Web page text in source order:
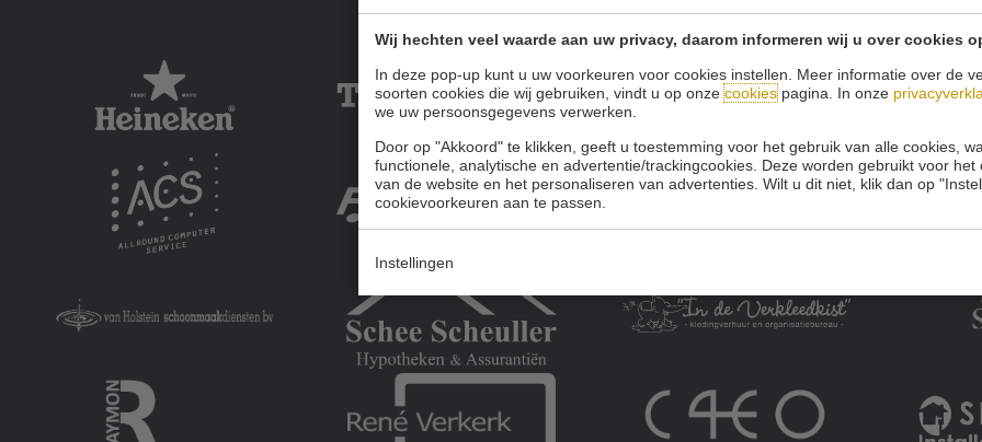
Wij hechten veel waarde aan uw privacy, daarom informeren wij u over cookies
In deze pop-up kunt u uw voorkeuren voor cookies instellen. Meer informatie over de
soorten cookies die wij gebruiken, vindt u op onzecookiespagina. In onze
we uw persoonsgegevens verwerken.
Door op "Akkoord" te klikken, geeft u toestemming voor het gebruik van alle cookies,
functionele, analytische en advertentie/trackingcookies. Deze worden gebruikt voor het
van de website en het personaliseren van advertenties. Wilt u dit niet, klik dan op
cookievoorkeuren aan te passen.
Instellingen
Onze sponsoren: